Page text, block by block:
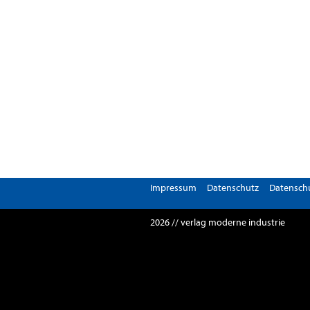
Impressum Datenschutz
2026 // verlag moderne industrie